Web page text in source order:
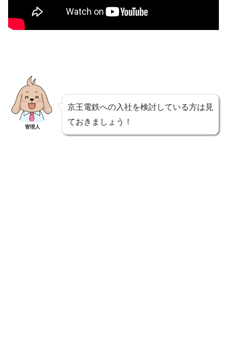
管理人
京王電鉄への入社を検討している方は見
ておきましょう！